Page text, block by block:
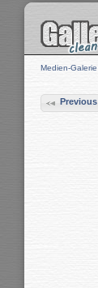
Medien-Galerie
Previous